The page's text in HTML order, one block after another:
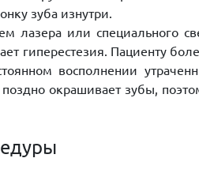
зуба изнутри.
лазера или специального
гиперестезия. Пациенту
восполнении
окрашивает зубы,